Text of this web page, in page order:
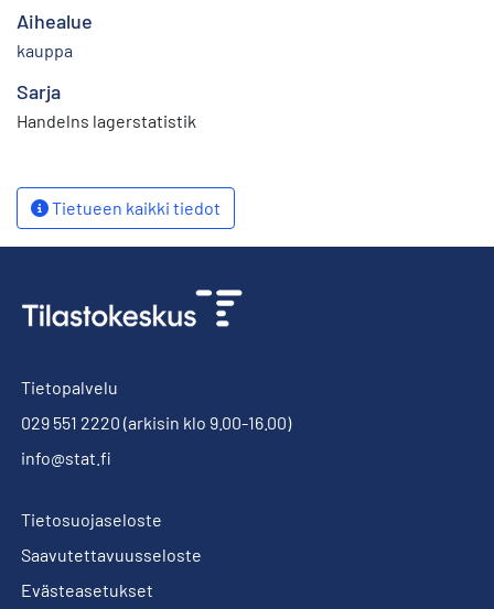
Aihealue
kauppa
Sarja
Handelns lagerstatistik
Tietueen kaikki tiedot
Tietopalvelu
029 551 2220 (arkisin klo 9.00-16.00)
info@stat.fi
Tietosuojaseloste
Saavutettavuusseloste
Evästeasetukset